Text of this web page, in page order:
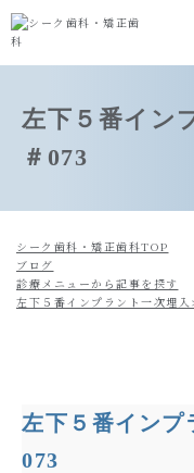
左下５番イン
＃073
シーク歯科・矯正歯科TOP
ブログ
診療メニューから記事を探す
左下５番インプラント一次埋
左下５番イン
073